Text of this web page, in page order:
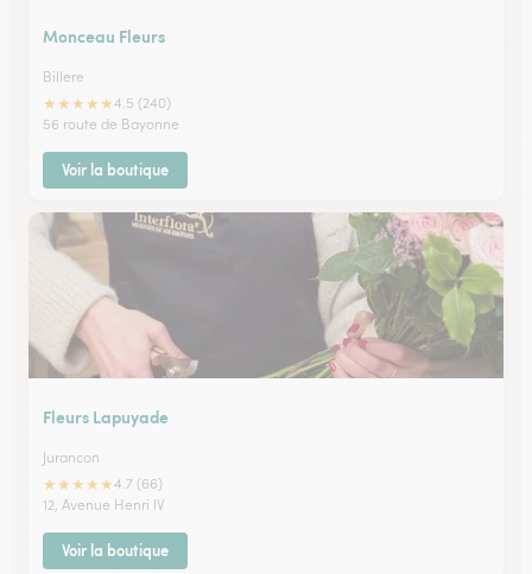
Monceau Fleurs
Billere
★★★★★4.5 (240)
56 route de Bayonne
Voir la boutique
Fleurs Lapuyade
Jurancon
★★★★★4.7 (66)
12, Avenue Henri IV
Voir la boutique